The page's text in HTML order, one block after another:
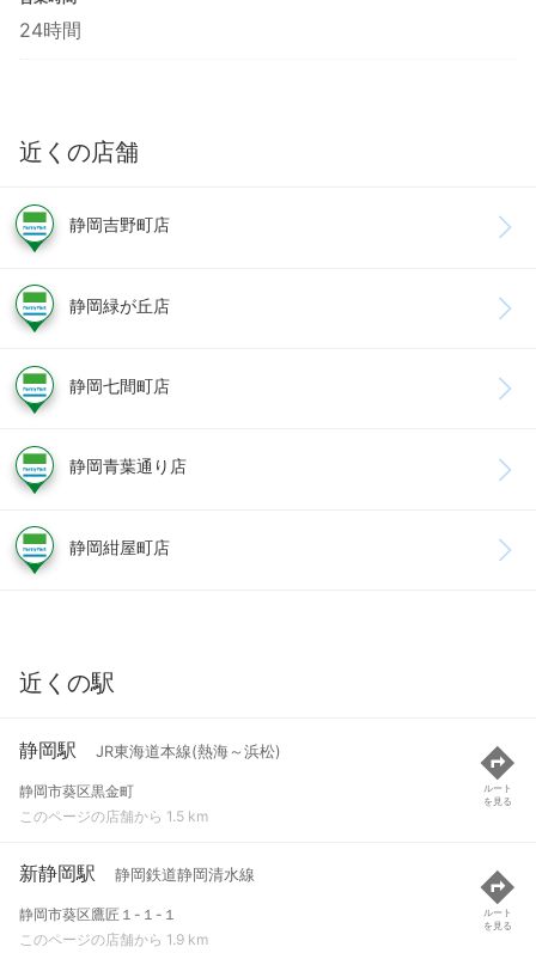
24時間
近くの店舗
静岡吉野町店
静岡緑が丘店
静岡七間町店
静岡青葉通り店
静岡紺屋町店
近くの駅
静岡駅 JR東海道本線(熱海～浜松)
静岡市葵区黒金町
このページの店舗から 1.5 km
ルート
を見る
新静岡駅 静岡鉄道静岡清水線
静岡市葵区鷹匠１-１-１
このページの店舗から 1.9 km
ルート
を見る